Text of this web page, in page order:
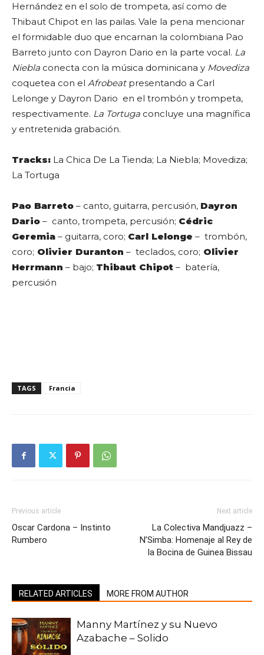
Hernández en el solo de trompeta, así como de
Thibaut Chipot en las pailas. Vale la pena mencionar
el formidable duo que encarnan la colombiana Pao
Barreto junto con Dayron Dario en la parte vocal. La
Niebla conecta con la música dominicana y Movediza
coquetea con el Afrobeat presentando a Carl
Lelonge y Dayron Dario en el trombón y trompeta,
respectivamente. La Tortuga concluye una magnífica
y entretenida grabación.
Tracks: La Chica De La Tienda; La Niebla; Movediza;
La Tortuga
Pao Barreto – canto, guitarra, percusión, Dayron
Dario – canto, trompeta, percusión; Cédric
Geremia – guitarra, coro; Carl Lelonge – trombón,
coro; Olivier Duranton – teclados, coro; Olivier
Herrmann – bajo; Thibaut Chipot – batería,
percusión
TAGS Francia
Previous article
Oscar Cardona – Instinto
Rumbero
Next article
La Colectiva Mandjuazz –
N’Simba: Homenaje al Rey de
la Bocina de Guinea Bissau
RELATED ARTICLES MORE FROM AUTHOR
Manny Martínez y su Nuevo
Azabache – Solido